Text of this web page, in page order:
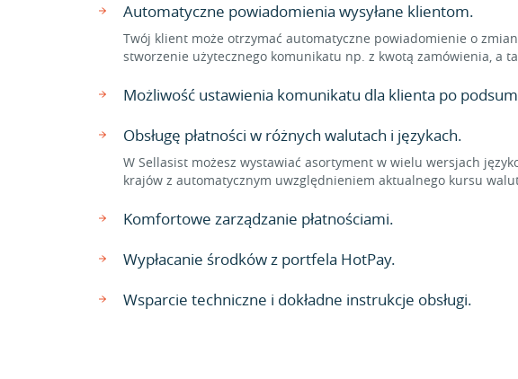
Automatyczne powiadomienia wysyłane klientom.
Twój klient może otrzymać automatyczne powiadomienie o
stworzenie użytecznego komunikatu np. z kwotą zamówienia, a
Możliwość ustawienia komunikatu dla klienta po
Obsługę płatności w różnych walutach i językach.
W Sellasist możesz wystawiać asortyment w wielu wersjach
krajów z automatycznym uwzględnieniem aktualnego kursu
Komfortowe zarządzanie płatnościami.
Wypłacanie środków z portfela HotPay.
Wsparcie techniczne i dokładne instrukcje obsługi.